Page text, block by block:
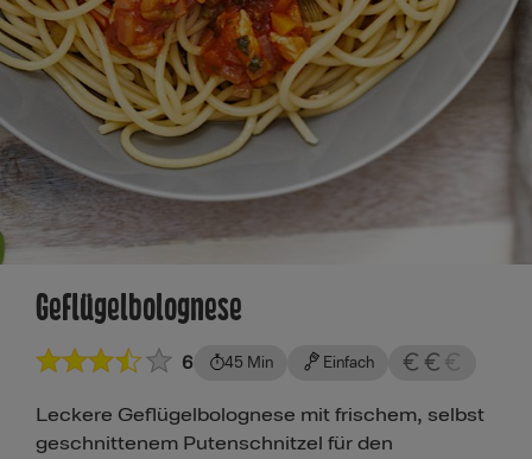
Geflügelbolognese
6 45 Min Einfach
Leckere Geflügelbolognese mit frischem, selbst
geschnittenem Putenschnitzel für den